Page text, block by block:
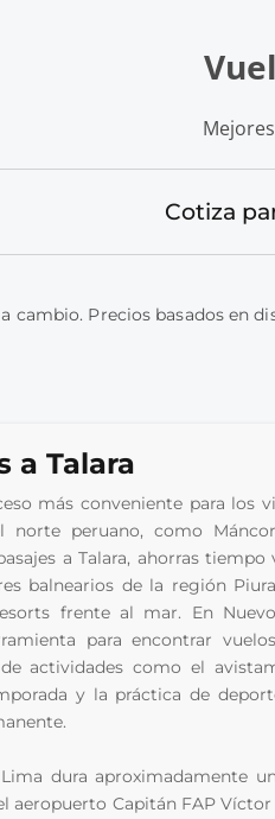
Cotiza
cambio. Precios basados en
a Talara
más conveniente para los
norte peruano, como
a Talara, ahorras tiempo
balnearios de la región
frente al mar. En
para encontrar
actividades como el
y la práctica de
dura aproximadamente
aeropuerto Capitán FAP Víctor